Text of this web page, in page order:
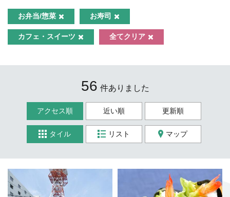
お弁当/惣菜 お寿司
カフェ・スイーツ 全てクリア
56 件ありました
アクセス順 近い順 更新順
タイル リスト マップ